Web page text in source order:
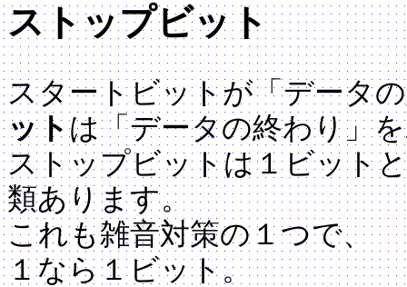
ストップビット
スタートビットが「データ
ットは「データの終わり」
ストップビットは１ビット
類あります。
これも雑音対策の１つで、
１なら１ビット。